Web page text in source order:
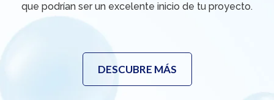
que podrían ser un excelente inicio de tu proyecto.
DESCUBRE MÁS